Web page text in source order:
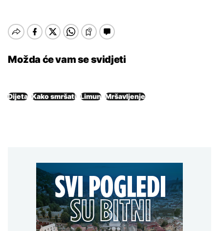
Možda će vam se svidjeti
Dijeta Kako smršati Limun Mršavljenje